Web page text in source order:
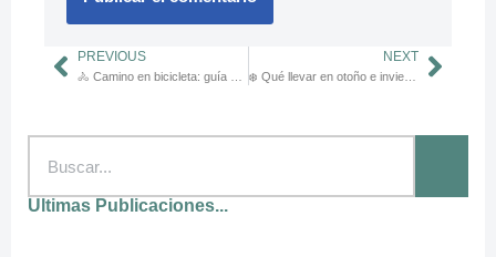
PREVIOUS NEXT
❄️ Qué llevar en otoño e invierno: capas, lluvia y frío gallego
Ultimas Publicaciones...